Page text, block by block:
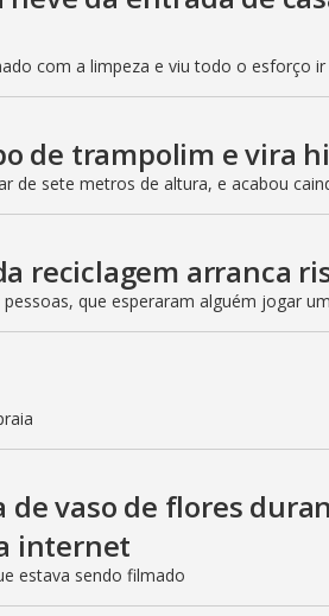
i
d
e
com a limpeza e viu todo o esforço
de trampolim e vira
de sete metros de altura, e acabou
reciclagem arranca
que esperaram alguém jogar
de vaso de flores
internet
estava sendo filmado